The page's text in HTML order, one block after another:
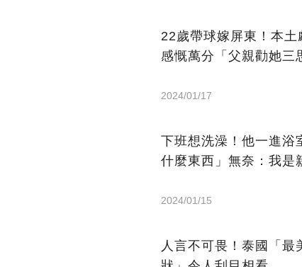
22歲帶球嫁屏東！本
感慨萬分「父親勸她三
2024/01/17
下班想洗澡！他一進浴
什麼東西」無奈：我是
2024/01/15
人言不可畏！泰國「